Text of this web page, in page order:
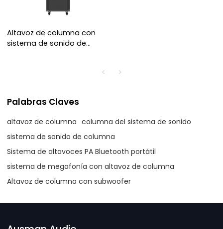
Altavoz de columna con
sistema de sonido de
Palabras Claves
altavoz de columna columna del sistema de sonido
sistema de sonido de columna
Sistema de altavoces PA Bluetooth portátil
sistema de megafonía con altavoz de columna
Altavoz de columna con subwoofer